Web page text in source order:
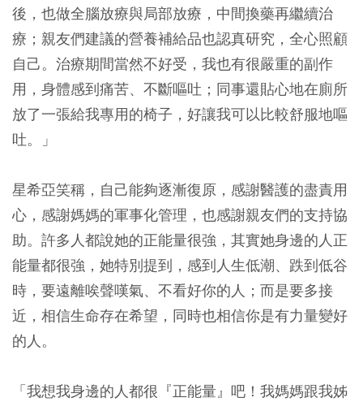
後，也做全腦放療與局部放療，中間換藥再繼續治
療；親友們建議的營養補給品也認真研究，全心照顧
自己。治療期間當然不好受，我也有很嚴重的副作
用，身體感到痛苦、不斷嘔吐；同事還貼心地在廁所
放了一張給我專用的椅子，好讓我可以比較舒服地嘔
吐。」
星希亞笑稱，自己能夠逐漸復原，感謝醫護的盡責用
心，感謝媽媽的軍事化管理，也感謝親友們的支持協
助。許多人都說她的正能量很強，其實她身邊的人正
能量都很強，她特別提到，感到人生低潮、跌到低谷
時，要遠離唉聲嘆氣、不看好你的人；而是要多接
近，相信生命存在希望，同時也相信你是有力量變好
的人。
「我想我身邊的人都很『正能量』吧！我媽媽跟我姊